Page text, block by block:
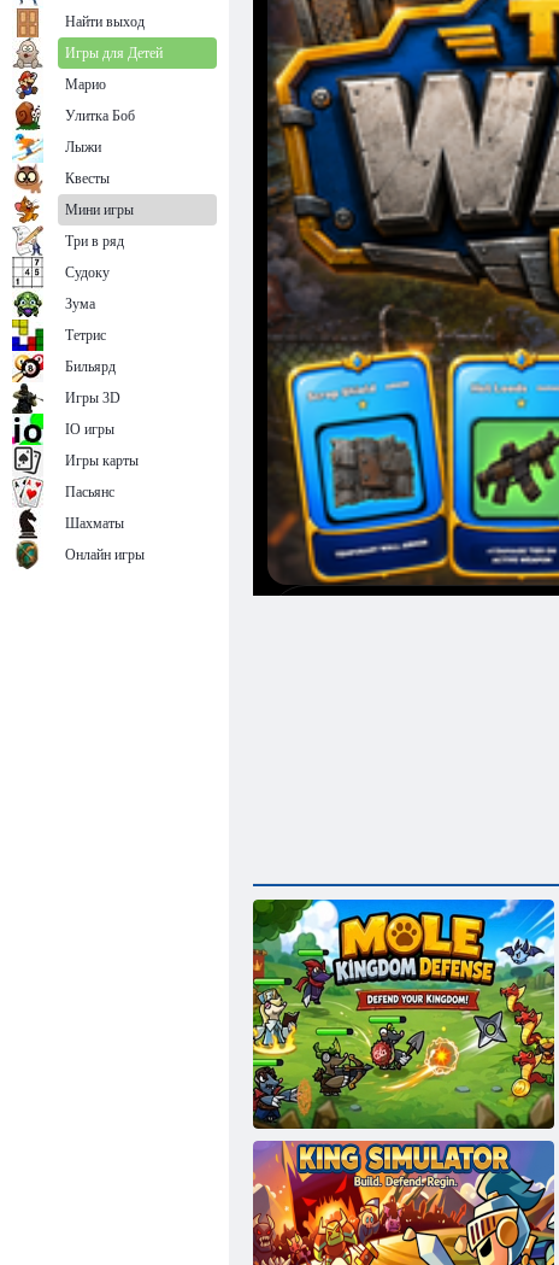
Найти выход
Игры для Детей
Марио
Улитка Боб
Лыжи
Квесты
Мини игры
Три в ряд
Судоку
Зума
Тетрис
Бильярд
Игры 3D
IO игры
Игры карты
Пасьянс
Шахматы
Онлайн игры